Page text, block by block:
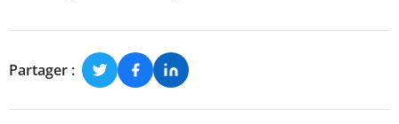
Partager :